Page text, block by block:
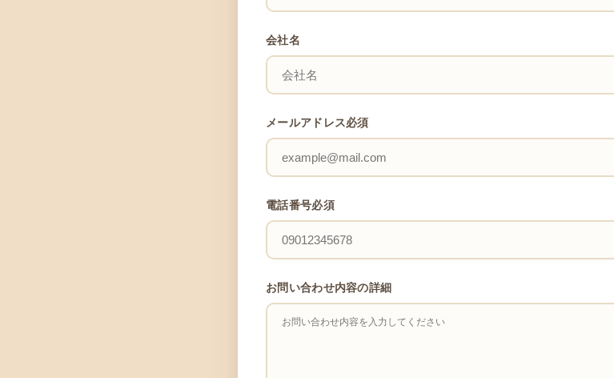
会社名
メールアドレス必須
電話番号必須
お問い合わせ内容の詳細